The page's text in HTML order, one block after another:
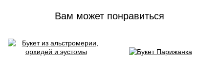
Вам может понравиться